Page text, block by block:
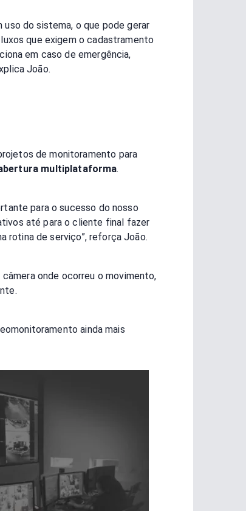
do sistema, o que pode gerar
que exigem o cadastramento
em caso de emergência,
João.
de monitoramento para
multiplataforma.
para o sucesso do nosso
até para o cliente final fazer
rotina de serviço”, reforça João.
onde ocorreu o movimento,
ainda mais